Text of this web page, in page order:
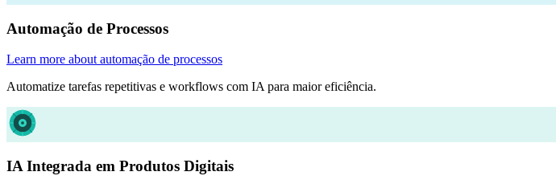
Automação de Processos
Learn more about automação de processos
Automatize tarefas repetitivas e workflows com IA para maior eficiência.
IA Integrada em Produtos Digitais